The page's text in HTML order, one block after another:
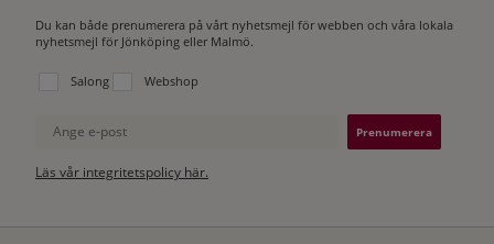
Du kan både prenumerera på vårt nyhetsmejl för webben och våra lokala
nyhetsmejl för Jönköping eller Malmö.
Välj vilken lista du vill prenumerera på:
Salong Webshop
Ange e-post
Läs vår integritetspolicy här.